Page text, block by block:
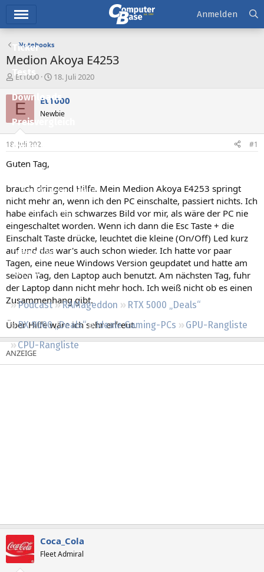
Ticker
Tests
Downloads
Preisvergleich
Forum
Aktuelles
Empfohlene Inhalte
Neue Beiträge
Neueste Aktivitäten
Leserartikel
Regeln
Podcast RAMageddon
RTX 5000 „Deals“
RX 9000 „Deals“
Ideale Gaming-PCs
GPU-Rangliste
CPU-Rangliste
Anmelden
Notebooks
Medion Akoya E4253
E
s
e
e
r
Et1000
E
s
t
e
t
18. Juli 2020
E Et1000
Newbie
18. Juli 2020 #1
Guten Tag,
brauch dringend Hilfe. Mein Medion Akoya E4253 springt
nicht mehr an, wenn ich den PC einschalte, passiert nichts. Ich
habe einfach ein schwarzes Bild vor mir, als wäre der PC nie
eingeschaltet worden. Wenn ich dann die Esc Taste + die
Einschalt Taste drücke, leuchtet die kleine (On/Off) Led kurz
auf und das war's auch schon wieder. Ich hatte vor paar
Tagen, eine neue Windows Version geupdatet und hatte am
selben Tag, den Laptop auch benutzt. Am nächsten Tag, fuhr
der Laptop dann nicht mehr hoch. Ich weiß nicht ob es einen
Zusammenhang gibt.
Über Hilfe wäre ich sehr erfreut.
Coca_Cola
Fleet Admiral